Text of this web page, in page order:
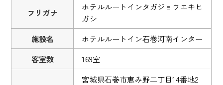
フリガナ
ホテルルートインタガジョウエキヒ
ガシ
施設名
ホテルルートイン石巻河南インター
客室数
169室
宮城県石巻市恵み野二丁目14番地2